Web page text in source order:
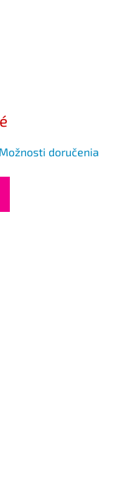
Možnosti doručenia